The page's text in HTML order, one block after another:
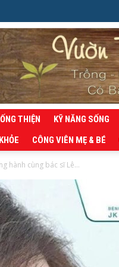
THIỆN KỸ NĂNG SỐNG
CÔNG VIÊN MẸ & BÉ
hành cùng bác sĩ Lê...